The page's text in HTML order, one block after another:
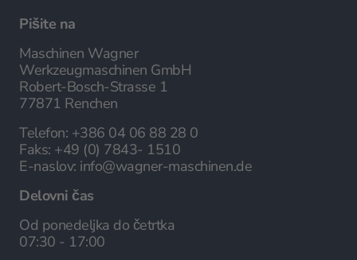
Pišite na
Maschinen Wagner
Werkzeugmaschinen GmbH
Robert-Bosch-Strasse 1
77871 Renchen
Telefon: +386 04 06 88 28 0
Faks: +49 (0) 7843- 1510
E-naslov: info@wagner-maschinen.de
Delovni čas
Od ponedeljka do četrtka
07:30 - 17:00